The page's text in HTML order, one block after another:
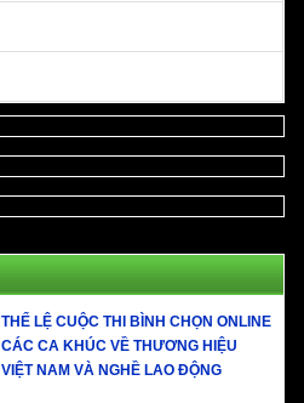
THỂ LỆ CUỘC THI BÌNH CHỌN ONLINE
CÁC CA KHÚC VỀ THƯƠNG HIỆU
VIỆT NAM VÀ NGHỀ LAO ĐỘNG